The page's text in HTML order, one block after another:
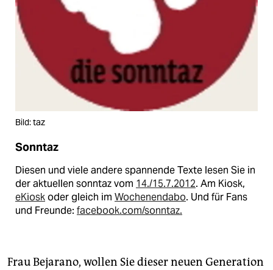
Bild: taz
Sonntaz
Diesen und viele andere spannende Texte lesen Sie in
der aktuellen sonntaz vom 14./15.7.2012. Am Kiosk,
eKioskoder gleich im Wochenendabo. Und für Fans
und Freunde: facebook.com/sonntaz.
Frau Bejarano, wollen Sie dieser neuen Generation